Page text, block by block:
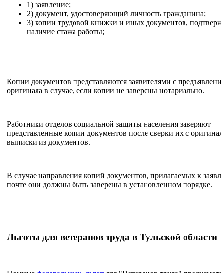
1) заявление;
2) документ, удостоверяющий личность гражданина;
3) копии трудовой книжки и иных документов,
наличие стажа работы;
Копии документов представляются заявителями с
оригинала в случае, если копии не заверены нотариально.
Работники отделов социальной защиты населения заверяют
представленные копии документов после сверки их с
выписки из документов.
В случае направления копий документов, прилагаемых к
почте они должны быть заверены в установленном порядке.
Льготы для ветеранов труда в Тульской области